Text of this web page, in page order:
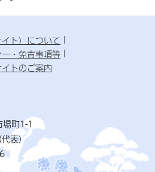
ト）について
・免責事項等
トのご案内
町1-1
表）